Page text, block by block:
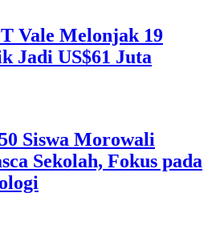
Vale Melonjak 19
Jadi US$61 Juta
Siswa Morowali
Sekolah, Fokus pada